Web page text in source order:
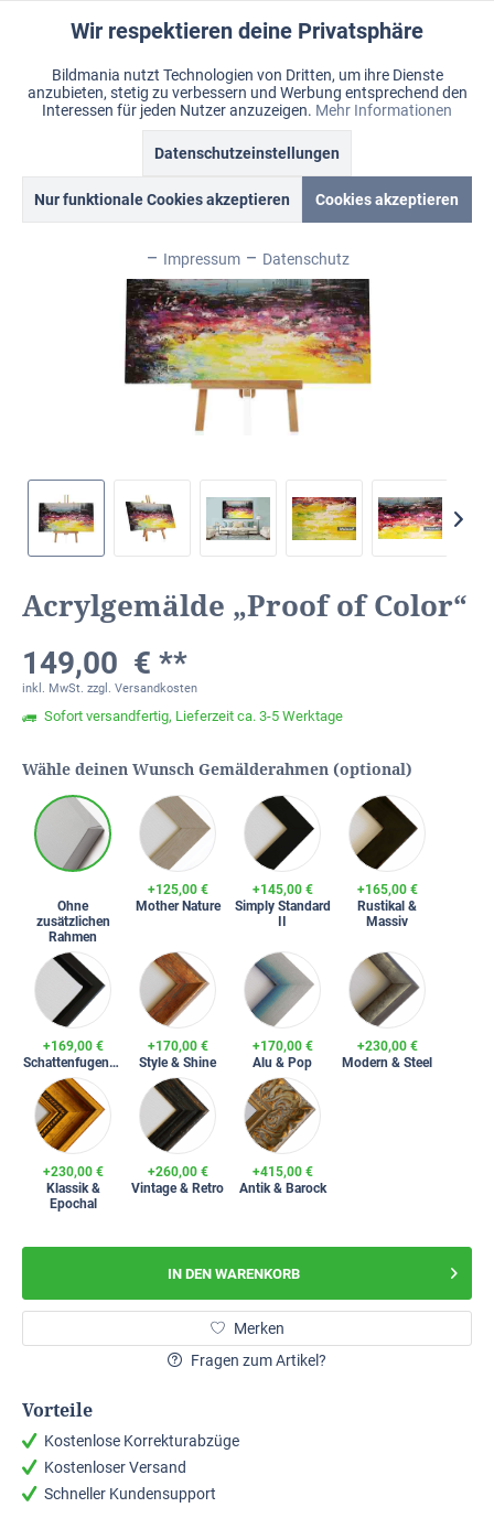
Warenkorb
Merkzettel Mein Konto
Menü
Bildmania > Acrylbilder > XXL Wandbilder
Acrylgemälde „Proof of Color“
149,00 € **
inkl. MwSt. zzgl. Versandkosten
Sofort versandfertig, Lieferzeit ca. 3-5 Werktage
Wähle deinen Wunsch Gemälderahmen (optional)
Ohne
zusätzlichen
Rahmen
+125,00 €
Mother Nature
+145,00 €
Simply Standard
+165,00 €
Rustikal &
Massiv
+169,00 €
Schattenfugenrahmen
+170,00 €
Style & Shine
+170,00 €
Alu & Pop
+230,00 €
Modern & Steel
+230,00 €
Klassik &
Epochal
+260,00 €
Vintage & Retro
+415,00 €
Antik & Barock
IN DEN WARENKORB
Merken
Fragen zum Artikel?
Vorteile
Kostenlose Korrekturabzüge
Kostenloser Versand
Schneller Kundensupport
Funktionale Aktiv
Marketing Inaktiv
Inaktiv
Inaktiv
Inaktiv
Wir respektieren deine Privatsphäre
Bildmania nutzt Technologien von Dritten, um ihre Dienste
anzubieten, stetig zu verbessern und Werbung entsprechend den
Interessen für jeden Nutzer anzuzeigen. Mehr Informationen
Datenschutzeinstellungen
Nur funktionale Cookies akzeptieren Cookies akzeptieren
Impressum Datenschutz